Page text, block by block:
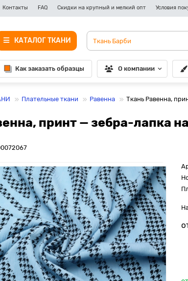
Контакты FAQ Скидки на крупный и мелкий опт Условия
КАТАЛОГ ТКАНИ
Как заказать образцы О компании
Плательные ткани Равенна Ткань Равенна,
принт — зебра-лапка